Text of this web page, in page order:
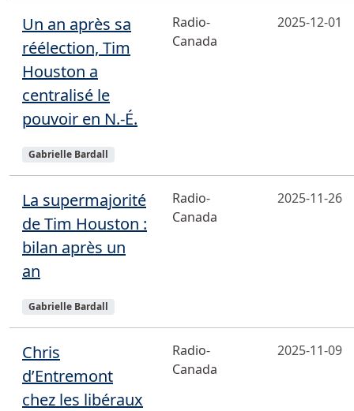
Un an après sa
réélection, Tim
Houston a
centralisé le
pouvoir en N.-É.
Sujets
Gabrielle Bardall
Radio-
Canada
2025-12-01
La supermajorité
de Tim Houston :
bilan après un
an
Sujets
Gabrielle Bardall
Radio-
Canada
2025-11-26
Chris
d’Entremont
chez les libéraux
Radio-
Canada
2025-11-09